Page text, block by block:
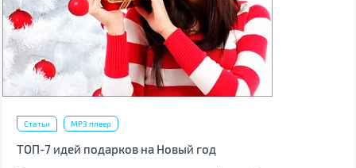
Статьи MP3 плеер
ТОП-7 идей подарков на Новый год